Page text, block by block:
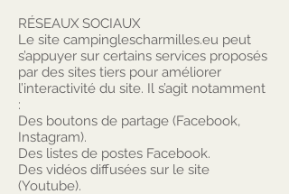
RÉSEAUX SOCIAUX
Le site campinglescharmilles.eu peut
s’appuyer sur certains services proposés
par des sites tiers pour améliorer
l’interactivité du site. Il s’agit notamment
:
Des boutons de partage (Facebook,
Instagram).
Des listes de postes Facebook.
Des vidéos diffusées sur le site
(Youtube).